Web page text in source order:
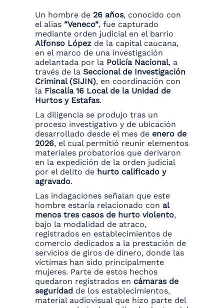
Un hombre de 26 años, conocido con
el alias “Veneco”, fue capturado
mediante orden judicial en el barrio
Alfonso López de la capital caucana,
en el marco de una investigación
adelantada por la Policía Nacional, a
través de la Seccional de Investigación
Criminal (SIJIN), en coordinación con
la Fiscalía 16 Local de la Unidad de
Hurtos y Estafas.
La diligencia se produjo tras un
proceso investigativo y de ubicación
desarrollado desde el mes de enero de
2026, el cual permitió reunir elementos
materiales probatorios que derivaron
en la expedición de la orden judicial
por el delito de hurto calificado y
agravado.
Las indagaciones señalan que este
hombre estaría relacionado con al
menos tres casos de hurto violento,
bajo la modalidad de atraco,
registrados en establecimientos de
comercio dedicados a la prestación de
servicios de giros de dinero, donde las
víctimas han sido principalmente
mujeres. Parte de estos hechos
quedaron registrados en cámaras de
seguridad de los establecimientos,
material audiovisual que hizo parte del